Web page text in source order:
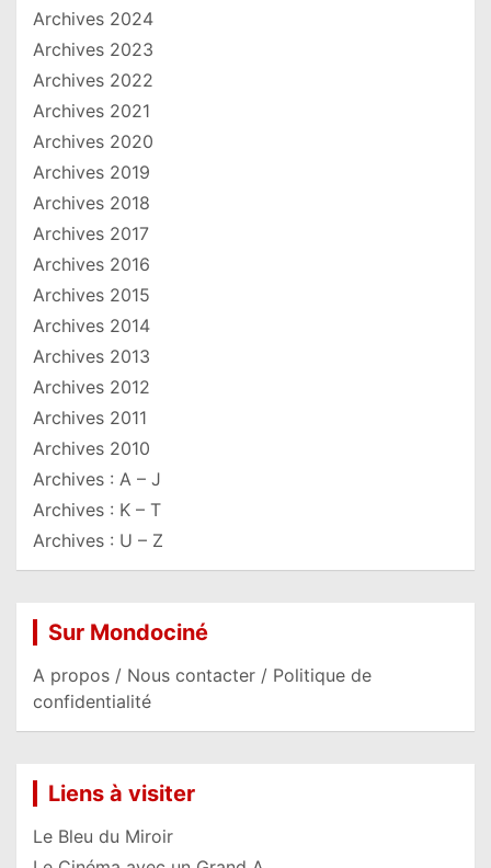
Archives 2024
Archives 2023
Archives 2022
Archives 2021
Archives 2020
Archives 2019
Archives 2018
Archives 2017
Archives 2016
Archives 2015
Archives 2014
Archives 2013
Archives 2012
Archives 2011
Archives 2010
Archives : A – J
Archives : K – T
Archives : U – Z
Sur Mondociné
A propos / Nous contacter / Politique de
confidentialité
Liens à visiter
Le Bleu du Miroir